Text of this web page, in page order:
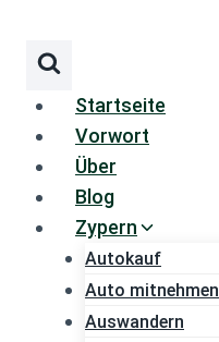
springen
Startseite
Vorwort
Über
Blog
Zypern
Autokauf
Auto mitnehmen
Auswandern